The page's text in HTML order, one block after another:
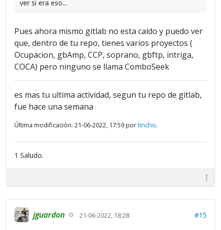
ver si era eso...
Pues ahora mismo gitlab no esta caído y puedo ver
que, dentro de tu repo, tienes varios proyectos (
Ocupacion, gbAmp, CCP, soprano, gbftp, intriga,
COCA) pero ninguno se llama ComboSeek
es mas tu ultima actividad, segun tu repo de gitlab,
fue hace una semana
Última modificación: 21-06-2022, 17:59 portincho.
1 Saludo.
jguardon 21-06-2022, 18:28 #15